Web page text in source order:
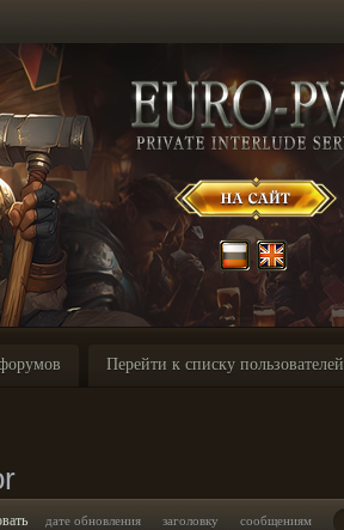
Перейти к списку пользователей
дате обновления заголовку сообщениям